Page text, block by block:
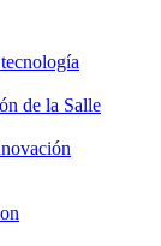
de la Salle